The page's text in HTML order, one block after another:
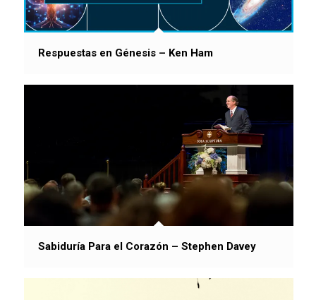
Respuestas en Génesis – Ken Ham
Sabiduría Para el Corazón – Stephen Davey